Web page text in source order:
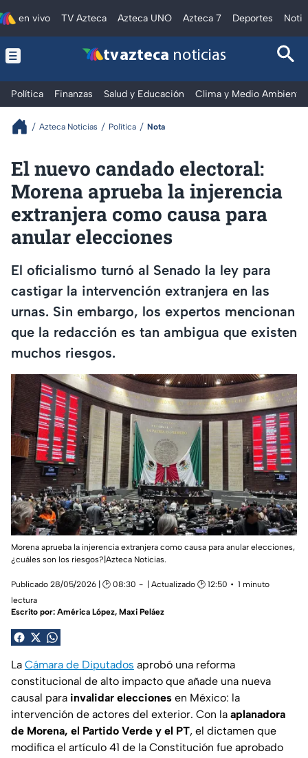
en vivo TV Azteca Azteca UNO Azteca 7 Deportes
tv azteca noticias
Política Finanzas Salud y Educación Clima y Medio Ambiente
Azteca Noticias Política Nota
El nuevo candado electoral:
Morena aprueba la injerencia
extranjera como causa para
anular elecciones
El oficialismo turnó al Senado la ley para
castigar la intervención extranjera en las
urnas. Sin embargo, los expertos mencionan
que la redacción es tan ambigua que existen
muchos riesgos.
Morena aprueba la injerencia extranjera como causa para anular elecciones,
¿cuáles son los riesgos?|Azteca Noticias.
Publicado 28/05/2026 | 🕑 08:30 | Actualizado 🕑 12:50
1 minuto
lectura
Escrito por: América López, Maxi Peláez
La Cámara de Diputados aprobó una reforma
constitucional de alto impacto que añade una nueva
causal para invalidar elecciones en México: la
intervención de actores del exterior. Con la aplanadora
de Morena, el Partido Verde y el PT, el dictamen que
modifica el artículo 41 de la Constitución fue aprobado